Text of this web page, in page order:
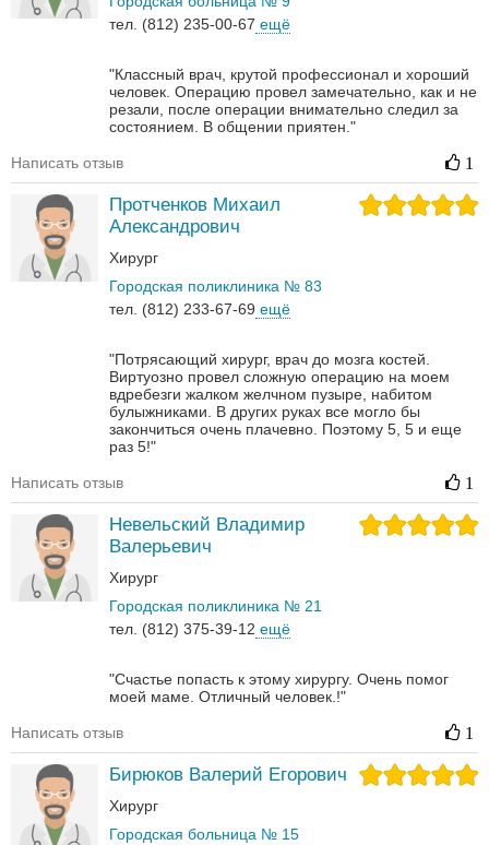
тел. (812) 235-00-67 ещё
"Классный врач, крутой профессионал и хороший
человек. Операцию провел замечательно, как и не
резали, после операции внимательно следил за
состоянием. В общении приятен."
Написать отзыв 1
Протченков Михаил
Александрович
Хирург
Городская поликлиника № 83
тел. (812) 233-67-69 ещё
"Потрясающий хирург, врач до мозга костей.
Виртуозно провел сложную операцию на моем
вдребезги жалком желчном пузыре, набитом
булыжниками. В других руках все могло бы
закончиться очень плачевно. Поэтому 5, 5 и еще
раз 5!"
Написать отзыв 1
Невельский Владимир
Валерьевич
Хирург
Городская поликлиника № 21
тел. (812) 375-39-12 ещё
"Счастье попасть к этому хирургу. Очень помог
моей маме. Отличный человек.!"
Написать отзыв 1
Бирюков Валерий Егорович
Хирург
Городская больница № 15